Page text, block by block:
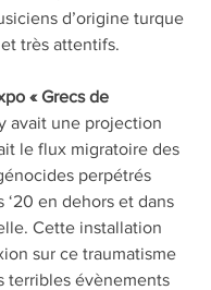
d’origine turque
très attentifs.
« Grecs de
avait une projection
le flux migratoire des
perpétrés
‘20 en dehors et dans
Cette installation
sur ce traumatisme
terribles évènements